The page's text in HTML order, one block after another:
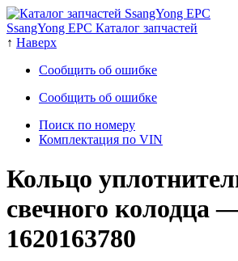
SsangYong EPC Каталог запчастей
↑ Наверх
Сообщить об ошибке
Сообщить об ошибке
Поиск по номеру
Комплектация по VIN
Кольцо
свечного колодца
1620163780